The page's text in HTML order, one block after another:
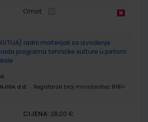
Omot
(KUTIJA) radni materijali za izvođenje
programa tehničke kulture u petom
d.d. Registarski broj ministarstva: 6161-
CIJENA: 28,00 €